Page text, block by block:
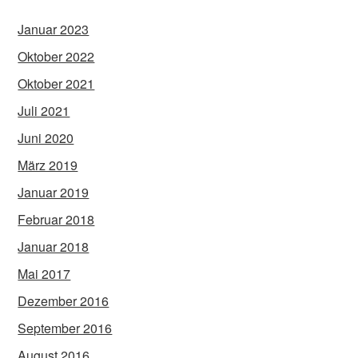
Januar 2023
Oktober 2022
Oktober 2021
Juli 2021
Juni 2020
März 2019
Januar 2019
Februar 2018
Januar 2018
Mai 2017
Dezember 2016
September 2016